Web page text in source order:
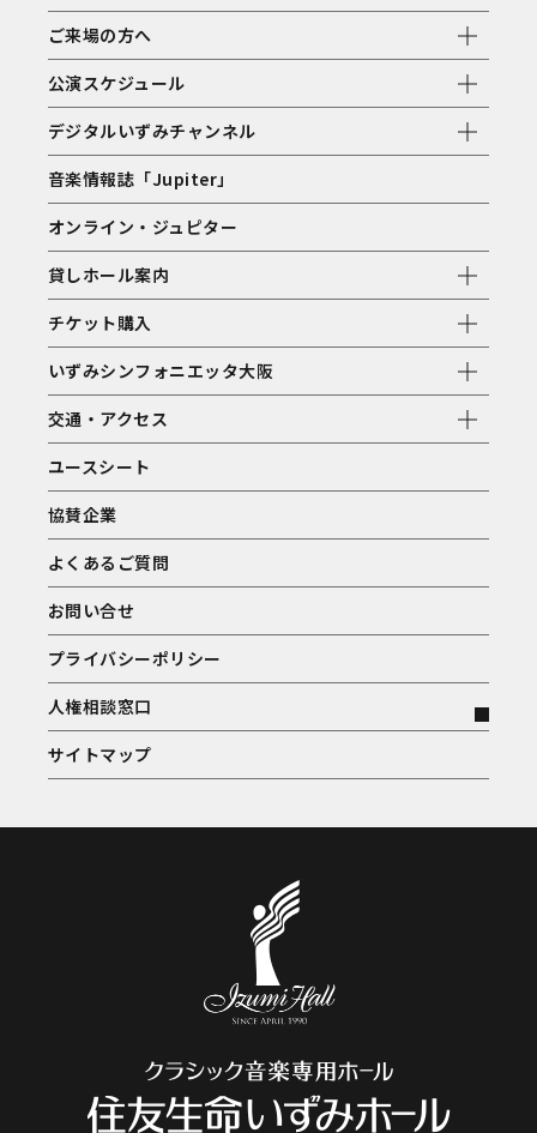
ご来場の方へ
公演スケジュール
デジタルいずみチャンネル
音楽情報誌「Jupiter」
オンライン・ジュピター
貸しホール案内
チケット購入
いずみシンフォニエッタ大阪
交通・アクセス
ユースシート
協賛企業
よくあるご質問
お問い合せ
プライバシーポリシー
人権相談窓口
サイトマップ